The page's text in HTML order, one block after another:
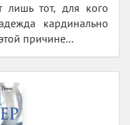
лишь тот, для кого
кардинально
причине...